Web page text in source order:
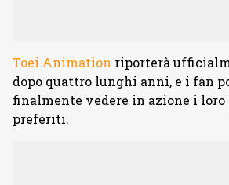
Toei Animation riporterà
dopo quattro lunghi anni, e i fan
finalmente vedere in azione i
preferiti.